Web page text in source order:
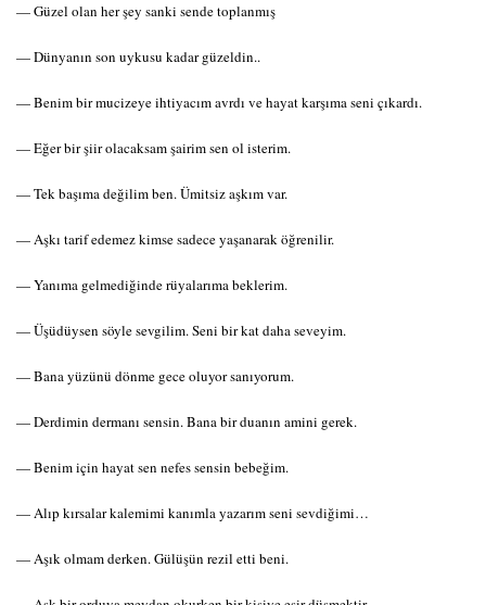
— Güzel olan her şey sanki sende toplanmış
— Dünyanın son uykusu kadar güzeldin..
— Benim bir mucizeye ihtiyacım avrdı ve hayat karşıma seni çıkardı.
— Eğer bir şiir olacaksam şairim sen ol isterim.
— Tek başıma değilim ben. Ümitsiz aşkım var.
— Aşkı tarif edemez kimse sadece yaşanarak öğrenilir.
— Yanıma gelmediğinde rüyalarıma beklerim.
— Üşüdüysen söyle sevgilim. Seni bir kat daha seveyim.
— Bana yüzünü dönme gece oluyor sanıyorum.
— Derdimin dermanı sensin. Bana bir duanın amini gerek.
— Benim için hayat sen nefes sensin bebeğim.
— Alıp kırsalar kalemimi kanımla yazarım seni sevdiğimi…
— Aşık olmam derken. Gülüşün rezil etti beni.